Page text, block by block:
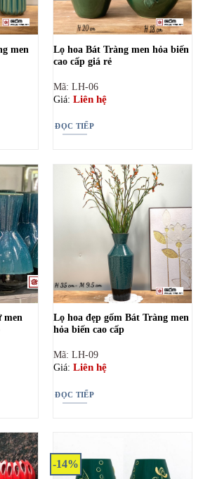
men
Lọ hoa Bát Tràng men hỏa biến
cao cấp giá rẻ
Mã: LH-06
Giá: Liên hệ
ĐỌC TIẾP
men
Lọ hoa đẹp gốm Bát Tràng men
hỏa biến cao cấp
Mã: LH-09
Giá: Liên hệ
ĐỌC TIẾP
-14%